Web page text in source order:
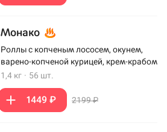
Монако
Роллы с копченым лососем, окунем,
варено-копченой курицей, крем-крабом
1,4 кг · 56 шт.
1449 ₽ 2199 ₽